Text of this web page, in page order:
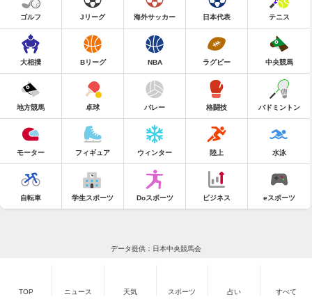
ゴルフ Jリーグ 海外サッカー 日本代表 テニス
大相撲 Bリーグ NBA ラグビー 中央競馬
地方競馬 卓球 バレー 格闘技 バドミントン
モーター フィギュア ウィンター 陸上 水泳
自転車 学生スポーツ Doスポーツ ビジネス eスポーツ
データ提供：日本中央競馬会
TOP ニュース 天気 スポーツ 占い すべて